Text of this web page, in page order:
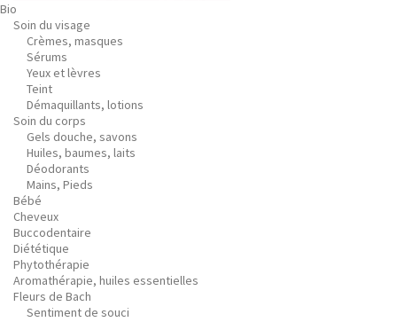
Bio
Soin du visage
Crèmes, masques
Sérums
Yeux et lèvres
Teint
Démaquillants, lotions
Soin du corps
Gels douche, savons
Huiles, baumes, laits
Déodorants
Mains, Pieds
Bébé
Cheveux
Buccodentaire
Diététique
Phytothérapie
Aromathérapie, huiles essentielles
Fleurs de Bach
Sentiment de souci